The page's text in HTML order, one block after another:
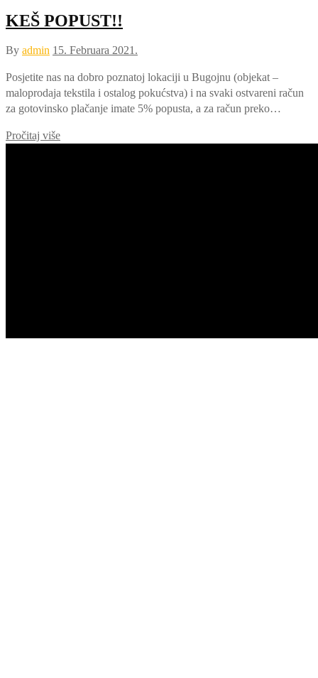
KEŠ POPUST!!
By admin 15. Februara 2021.
Posjetite nas na dobro poznatoj lokaciji u Bugojnu (objekat –
maloprodaja tekstila i ostalog pokućstva) i na svaki ostvareni račun
za gotovinsko plačanje imate 5% popusta, a za račun preko…
Pročitaj više